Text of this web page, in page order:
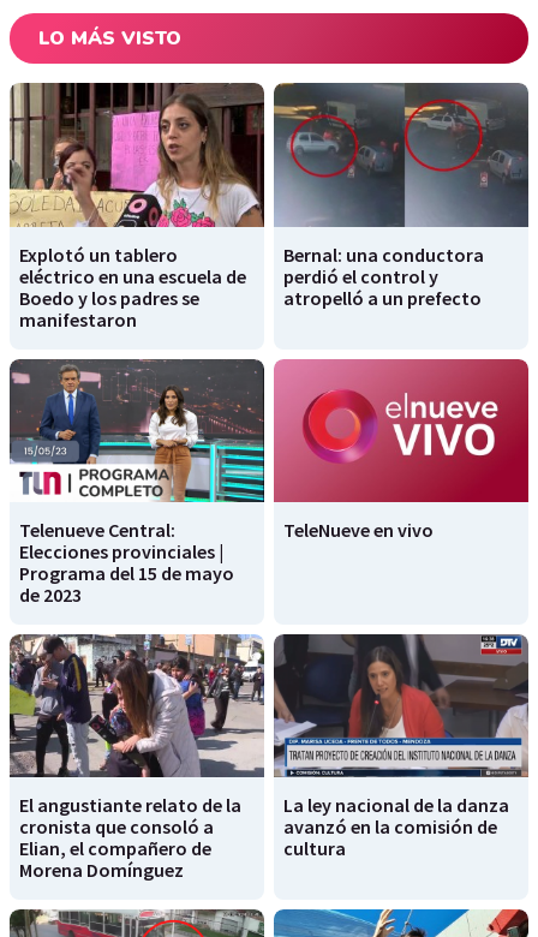
LO MÁS VISTO
Explotó un tablero
eléctrico en una escuela de
Boedo y los padres se
manifestaron
Bernal: una conductora
perdió el control y
atropelló a un prefecto
Telenueve Central:
Elecciones provinciales |
Programa del 15 de mayo
de 2023
TeleNueve en vivo
El angustiante relato de la
cronista que consoló a
Elian, el compañero de
Morena Domínguez
La ley nacional de la danza
avanzó en la comisión de
cultura